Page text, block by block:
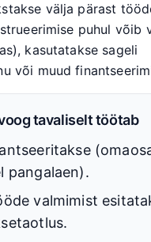
välja pärast
puhul võib
kasutatakse sageli
või muud
tavaliselt töötab
pangalaen).
valmimist